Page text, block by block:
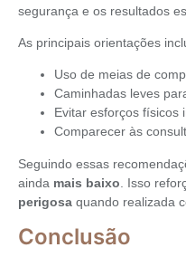
segurança e os resultados
As principais orientações
Uso de meias de
Caminhadas leves
Evitar esforços físicos
Comparecer às
Seguindo essas
ainda mais baixo . Isso
perigosa quando realizada
Conclusão